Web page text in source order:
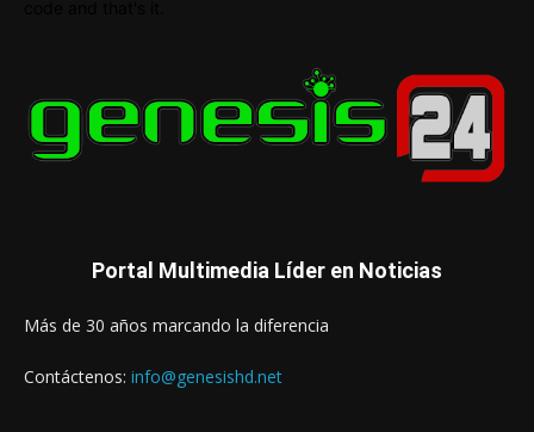
Portal Multimedia Líder en Noticias
Más de 30 años marcando la diferencia
Contáctenos: info@genesishd.net